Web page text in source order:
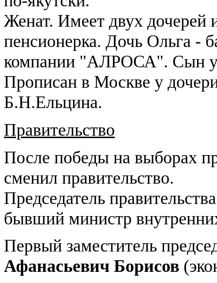
Женат. Имеет двух
пенсионерка. Дочь Ольга -
компании "АЛРОСА". Сын
Прописан в Москве у
Б.Н.Ельцина.
Правительство
После победы на выборах
сменил правительство.
Председатель
бывший министр
Первый заместитель
Афанасьевич Борисов